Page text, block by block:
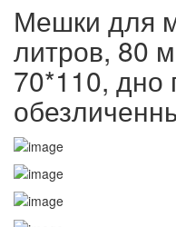
Мешки для
литров, 80
70*110, дно